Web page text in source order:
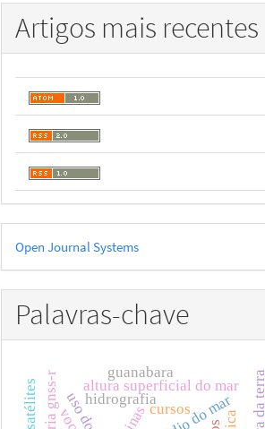
Artigos mais recentes
Desenvolvido
por
Open Journal Systems
Palavras-chave
altura superficial do mar
hidrografia
cursos
guanabara